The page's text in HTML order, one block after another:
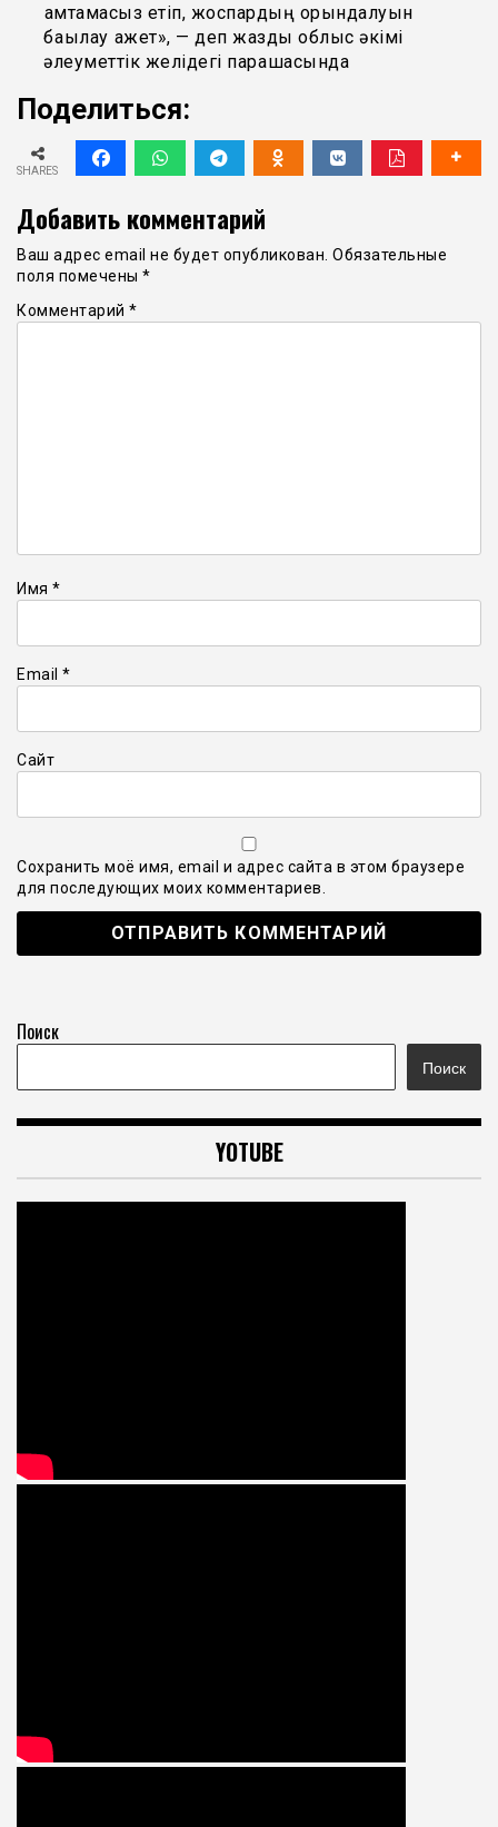
қамтамасыз етіп, жоспардың орындалуын
бақылау қажет», — деп жазды облыс әкімі
әлеуметтік желідегі парақшасында
Поделиться:
SHARES
Добавить комментарий
Ваш адрес email не будет опубликован. Обязательные
поля помечены *
Комментарий *
Имя *
Email *
Сайт
Сохранить моё имя, email и адрес сайта в этом браузере
для последующих моих комментариев.
Поиск
Поиск
YOTUBE